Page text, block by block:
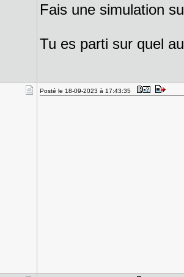
Fais une simulation
Tu es parti sur quel
Posté le 18-09-2023 à 17:43:35